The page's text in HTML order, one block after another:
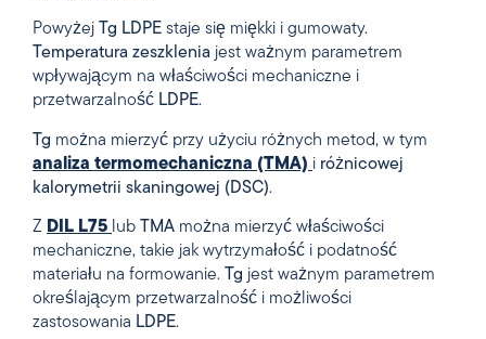
Powyżej Tg LDPE staje się miękki i gumowaty.
Temperatura zeszklenia jest ważnym parametrem
wpływającym na właściwości mechaniczne i
przetwarzalność LDPE.
Tg można mierzyć przy użyciu różnych metod, w tym
analiza termomechaniczna (TMA) i różnicowej
kalorymetrii skaningowej (DSC).
Z DIL L75 lub TMA można mierzyć właściwości
mechaniczne, takie jak wytrzymałość i podatność
materiału na formowanie.
Tg jest ważnym parametrem
określającym przetwarzalność i możliwości
zastosowania LDPE.